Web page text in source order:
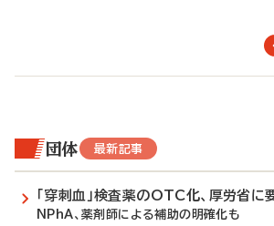
団体 最新記事
「穿刺血」検査薬のOTC化、厚労省に
NPhA、薬剤師による補助の明確化も